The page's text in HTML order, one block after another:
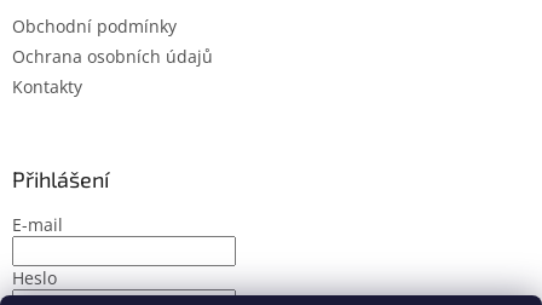
Obchodní podmínky
Ochrana osobních údajů
Kontakty
Přihlášení
E-mail
Heslo